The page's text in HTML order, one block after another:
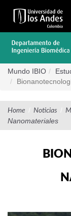
contenido
Mundo IBIO
Home / Noticias /
Nanomateriales